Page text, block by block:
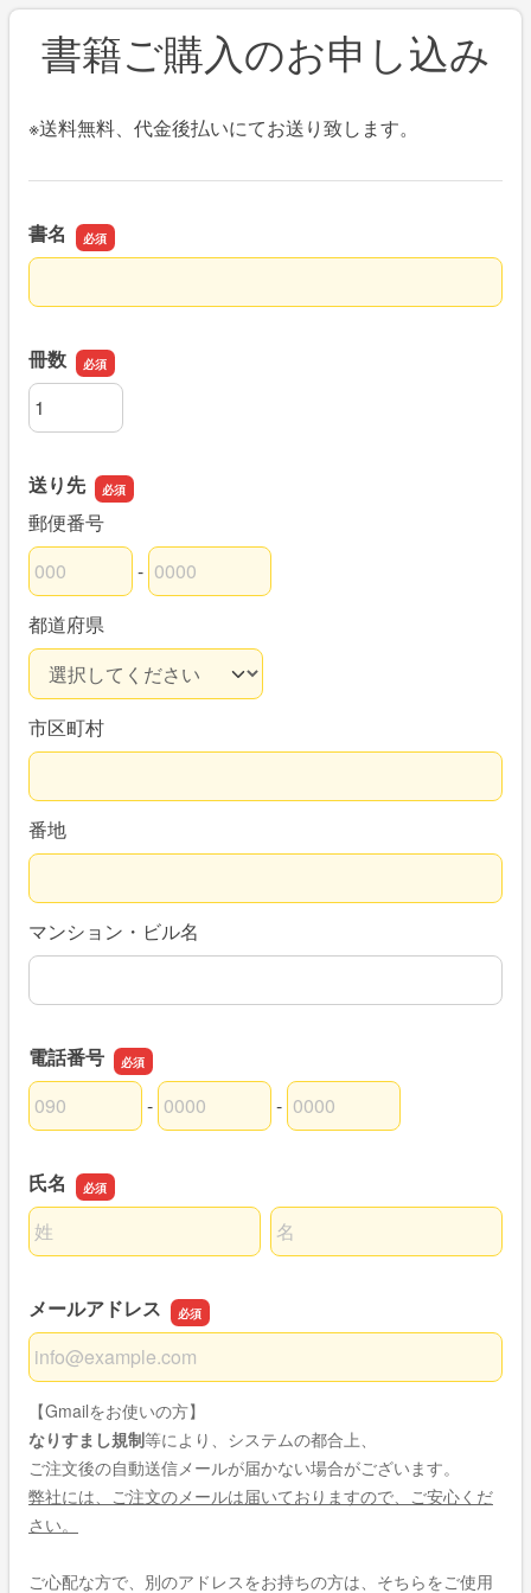
書籍ご購入のお申し込み
※送料無料、代金後払いにてお送り致します。
書名
書名
冊数
冊数
送り先
郵便番号
郵便番号の上3桁
-
郵便番号の下4桁
都道府県
市区町村
番地
マンション・ビル名
電話番号
電話番号の市外局番
-
電話番号の市内局番 -
電話番号の加入者番号
氏名
名前の姓
名前の名
メールアドレス
メールアドレス
【Gmailをお使いの方】
なりすまし規制等により、システムの都合上、
ご注文後の自動送信メールが届かない場合がございます。
弊社には、ご注文のメールは届いておりますので、ご安心くだ
さい。
ご心配な方で、別のアドレスをお持ちの方は、そちらをご使用